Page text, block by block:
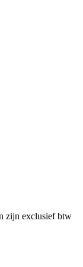
zijn exclusief btw